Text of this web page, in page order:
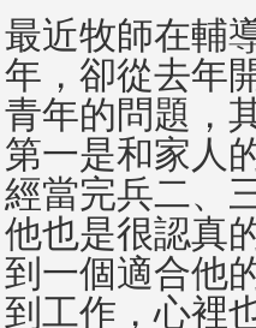
最近牧師在輔
年，卻從去年
青年的問題，
第一是和家人
經當完兵二、
他也是很認真
到一個適合他
到工作，心裡